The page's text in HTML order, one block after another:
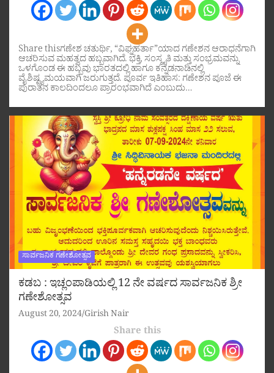
Share thisಗಣೇಶ ಚತುರ್ಥಿ, “ವಿಘ್ನಹರ್ತಾ”ಯಾದ ಗಣೇಶನ ಆರಾಧನೆಗಾಗಿ
ಆಚರಿಸುವ ಮಹತ್ವದ ಹಬ್ಬವಾಗಿದೆ. ಭಕ್ತಿ, ಸಂಸ್ಕೃತಿ ಮತ್ತು ಸಂಭ್ರಮವನ್ನು
ಒಳಗೊಂಡ ಈ ಹಬ್ಬವು ಭಾರತದಲ್ಲಿ ಹಾಗೂ ಕನ್ನಡನಾಡಿನಲ್ಲಿ
ವೈಶಿಷ್ಟ್ಯಮಯವಾಗಿ ಜರುಗುತ್ತದೆ. ಪೂರ್ವ ಇತಿಹಾಸ: ಗಣೇಶನ ಪೂಜೆ ಈ
ಪುರಾತನ ಕಾಲದಿಂದಲೂ ಪ್ರಾರಂಭವಾಗಿದೆ ಎಂಬುದು…
ಸಾರ್ವಜನಿಕ ಗಣೇಶೋತ್ಸವ
ಕಡಬ : ಇಚ್ಲಂಪಾಡಿಯಲ್ಲಿ 12 ನೇ ವರ್ಷದ ಸಾರ್ವಜನಿಕ ಶ್ರೀ
ಗಣೇಶೋತ್ಸವ
August 20, 2024 Girish Nair
Share this